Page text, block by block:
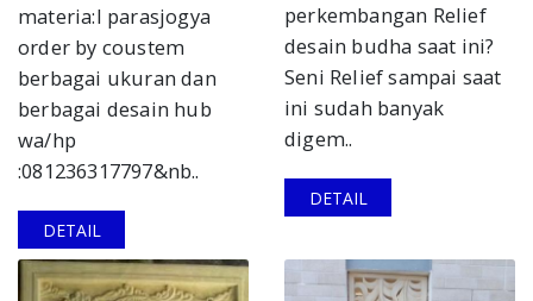
materia:l parasjogya
order by coustem
berbagai ukuran dan
berbagai desain hub
wa/hp
:081236317797&nb..
DETAIL
perkembangan Relief
desain budha saat ini?
Seni Relief sampai saat
ini sudah banyak
digem..
DETAIL